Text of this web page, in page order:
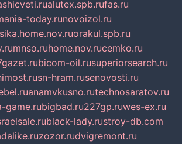
alutex.spb.rufas.ru
today.runovoizol.ru
orakul.spb.ru
mnso.ruhome.nov.rucemko.ru
bicom-oil.rusuperiorsearch.ru
sn-hram.rusenovosti.ru
anamvkusno.rutechnosaratov.ru
game.rubigbad.ru227gp.ruwes-ex.ru
black-lady.rustroy-db.com
zozor.rudvigremont.ru